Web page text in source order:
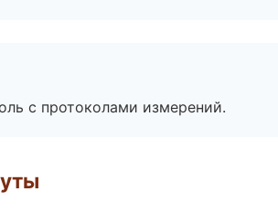
с протоколами измерений.